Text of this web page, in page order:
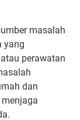
masalah
yang
perawatan
dan